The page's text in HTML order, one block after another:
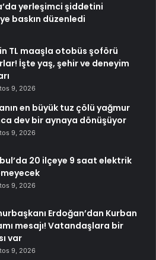
yerleşimci şiddetini
baskın düzenledi
TL maaşla otobüs şoförü
İşte yaş, şehir ve deneyim
9, 2026
en büyük tuz çölü yağmur
dev bir aynaya dönüşüyor
9, 2026
20 ilçeye 9 saat elektrik
9, 2026
Erdoğan’dan Kurban
mesajı! Vatandaşlara bir
var
9, 2026